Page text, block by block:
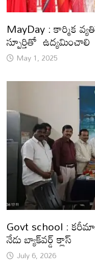
MayDay : కార్మిక
స్పూర్తితో ఉద్యమించాలి
May 1, 2025
Govt school :
నేడు బ్యాక్‌వర్డ్ క్లాస్
July 6, 2026